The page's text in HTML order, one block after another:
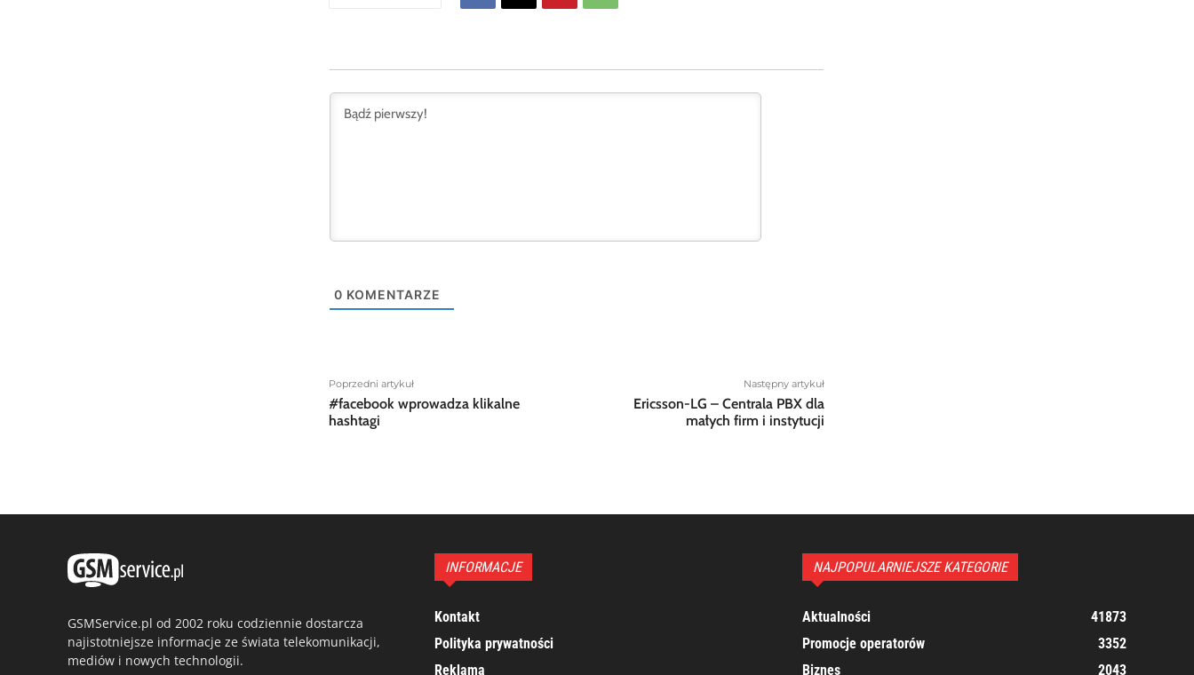
0 KOMENTARZE
Poprzedni artykuł
#facebook wprowadza klikalne
hashtagi
Następny artykuł
Ericsson-LG – Centrala PBX dla
małych firm i instytucji
GSMService.pl od 2002 roku codziennie dostarcza
najistotniejsze informacje ze świata telekomunikacji,
mediów i nowych technologii.
INFORMACJE
Kontakt
Polityka prywatności
Reklama
NAJPOPULARNIEJSZE KATEGORIE
Aktualności
41873
Promocje operatorów
3352
Biznes
2043